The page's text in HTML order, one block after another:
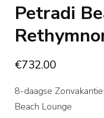
Petradi
€732.00
8-daagse
Beach Lounge